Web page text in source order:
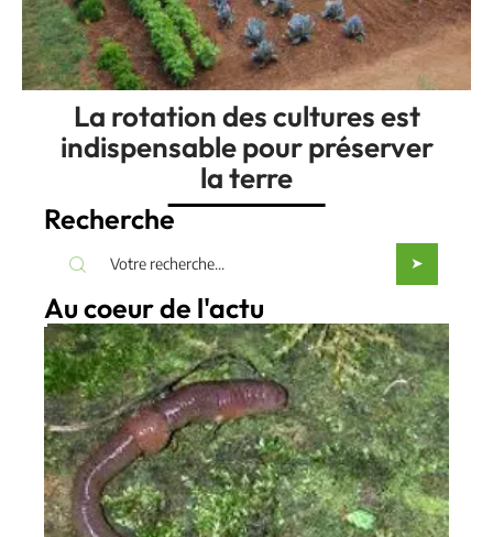
La rotation des cultures est
indispensable pour préserver
la terre
Recherche
Au coeur de l'actu